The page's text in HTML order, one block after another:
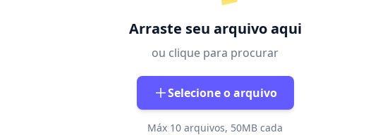
Arraste seu arquivo aqui
ou clique para procurar
Selecione o arquivo
Máx 10 arquivos, 50MB cada